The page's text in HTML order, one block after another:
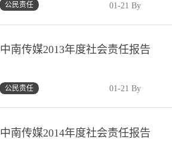
01-21 By
公民责任
中南传媒2013年度社会责任报告
01-21 By
公民责任
中南传媒2014年度社会责任报告